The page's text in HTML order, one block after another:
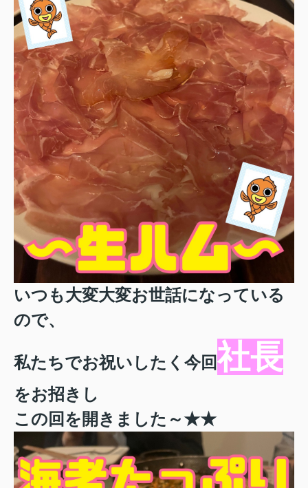
いつも大変大変お世話になっている
ので、
私たちでお祝いしたく今回社長
をお招きし
この回を開きました～★★